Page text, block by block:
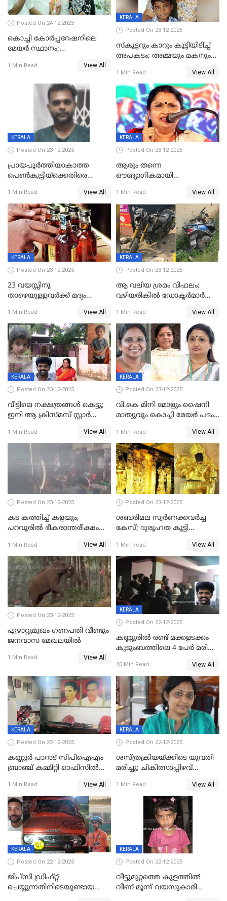
Posted On 24-12-2025
കൊച്ചി കോര്‍പ്പറേഷനിലെ
മേയര്‍ സ്ഥാനം;
രൂക്ഷം
1 Min Read View All
KERALA
Posted On 23-12-2025
സ്കൂട്ടറും കാറും കൂട്ടിയിടിച്ച്
അപകടം; അമ്മയും മകനും
ഗുരുതരാവസ്ഥയിൽ
1 Min Read View All
KERALA
Posted On 23-12-2025
പ്രായപൂർത്തിയാകാത്ത
പെൺകുട്ടിയ്ക്കെതിരെ
59 വർഷം തടവും 90,൦൦൦ രൂപ
പിഴയും ശിക്ഷ
1 Min Read View All
KERALA
Posted On 23-12-2025
ആരും തന്നെ
ഔദ്യോഗികമായി
കണ്ടെത്താൻ ഇന്ന് കോർ
കമ്മിറ്റി കൂടിയില്ല';
അതൃപ്തിയുമായി ദീപ്തി മേരി
വർഗീസ്
1 Min Read View All
KERALA
Posted On 23-12-2025
23 വയസ്സിനു
താഴെയുള്ളവർക്ക് മദ്യം
നടപടി;സ്ഥാപനങ്ങൾക്കെതിരെ
രണ്ട് കേസുകൾ
1 Min Read View All
KERALA
Posted On 23-12-2025
ആ വലിയ ശ്രമം വിഫലം;
വഴിയരികില്‍ ‌ഡോക്ടര്‍മാര്‍
മരണത്തിന് കീഴടങ്ങി
1 Min Read View All
KERALA
Posted On 23-12-2025
വീട്ടിലെ നക്ഷത്രങ്ങൾ കെട്ടു;
ഇനി ആ ക്രിസ്മസ് സ്റ്റാർ
വേണ്ടിയുള്ള
പിടിവലിക്കിടയിൽ
അപ്പൂപ്പനെതിരെ പോക്സോ
കേസ് ഒടുവിൽ 4 ജീവനുകൾ
പൊലിഞ്ഞു
1 Min Read View All
KERALA
Posted On 23-12-2025
വി.കെ മിനി മോളും ഷൈനി
മാത്യുവും കൊച്ചി മേയർ പദം
മേയറാകില്ല
1 Min Read View All
Posted On 23-12-2025
കട കത്തിച്ച് കളയും,
പറവൂരില്‍ ഭീകരാന്തരീക്ഷം
1 Min Read View All
Posted On 23-12-2025
ശബരിമല സ്വര്‍ണക്കവര്‍ച്ച
കേസ്; ദുരൂഹത കൂട്ടി
1 Min Read View All
Posted On 23-12-2025
ഏഴാറ്റുമുഖം ഗണപതി വീണ്ടും
ജനവാസ മേഖലയിൽ
1 Min Read View All
KERALA
Posted On 22-12-2025
കണ്ണൂരിൽ രണ്ട് മക്കളടക്കം
കുടുംബത്തിലെ 4 പേർ മരിച്ച
30 Min Read View All
KERALA
Posted On 22-12-2025
കണ്ണൂർ പാറാട് സിപിഐഎം
ബ്രാഞ്ച് കമ്മിറ്റി ഓഫിസിൽ
ചിത്രങ്ങളടക്കം കത്തിയ
നിലയിൽ
1 Min Read View All
KERALA
Posted On 22-12-2025
ശസ്ത്രക്രിയയ്‌ക്കിടെ യുവതി
മരിച്ചു; ചികിത്സാപ്പിഴവ്
സംഭവം മാവേലിക്കരയിൽ
1 Min Read View All
KERALA
Posted On 22-12-2025
ജിപ്സി ഡ്രിഫ്റ്റ്
ചെയ്യുന്നതിനിടെയുണ്ടായ
KERALA
Posted On 22-12-2025
വീട്ടുമുറ്റത്തെ കുളത്തിൽ
വീണ് മൂന്ന് വയസുകാരി